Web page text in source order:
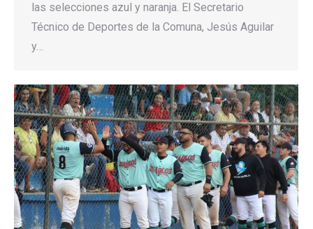
las selecciones azul y naranja. El Secretario
Técnico de Deportes de la Comuna, Jesús Aguilar
y…